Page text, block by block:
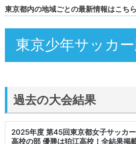
東京都内の地域ごとの最新情報はこちら
東京少年サッカ
過去の大会結果